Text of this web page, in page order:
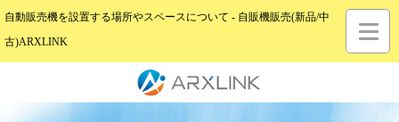
自動販売機を設置する場所やスペースについて - 自販機販売(新品/中
古)ARXLINK